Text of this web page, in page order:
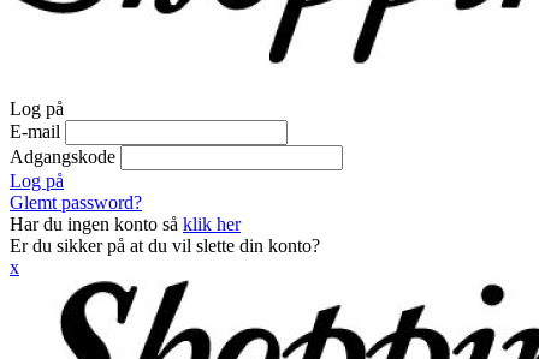
Log på
E-mail
Adgangskode
Log på
Glemt password?
Har du ingen konto så klik her
Er du sikker på at du vil slette din konto?
x